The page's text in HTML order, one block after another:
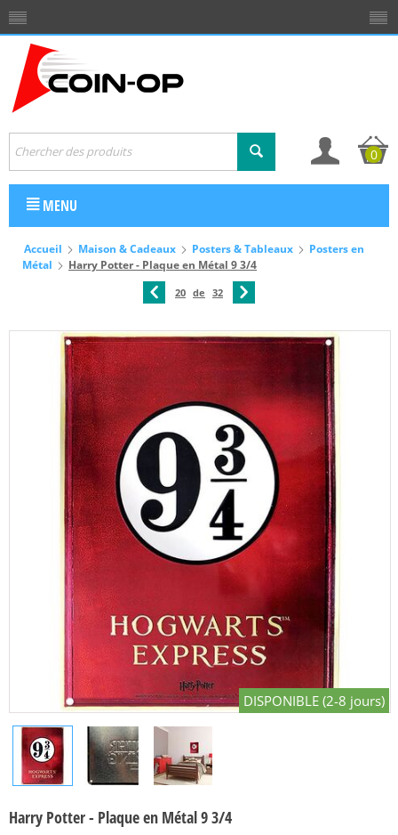
0
MENU
Accueil Maison & Cadeaux Posters & Tableaux
Posters en
Métal
Harry Potter - Plaque en Métal 9 3/4
20 de 32
DISPONIBLE (2-8 jours)
Harry Potter - Plaque en Métal 9 3/4